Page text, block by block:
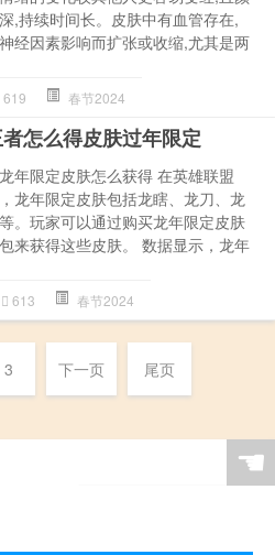
,持续时间长。皮肤中有血管存在,
经因素影响而扩张或收缩,尤其是两
619 春节2024
怎么得皮肤过年限定
年限定皮肤怎么获得 在英雄联盟
龙年限定皮肤包括龙瞎、龙刀、龙
。玩家可以通过购买龙年限定皮肤
来获得这些皮肤。 数据显示，龙年
613 春节2024
3 下一页 尾页
☚